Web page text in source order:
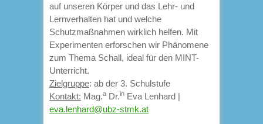
auf unseren Körper und das Lehr- und
Lernverhalten hat und welche
Schutzmaßnahmen wirklich helfen. Mit
Experimenten erforschen wir Phänomene
zum Thema Schall, ideal für den MINT-
Unterricht.
Zielgruppe: ab der 3. Schulstufe
Kontakt: Mag.a Dr.in Eva Lenhard |
eva.lenhard@ubz-stmk.at